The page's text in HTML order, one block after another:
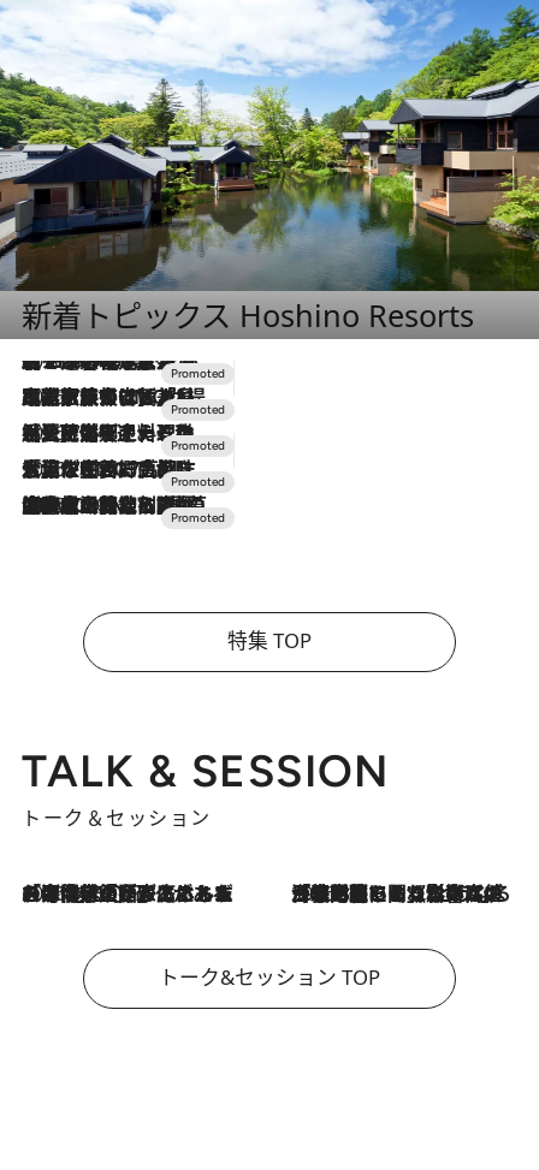
新着トピックス Hoshino Resorts
2026.8.7
【トンボの足水浴】ヒノキの香りに包まれて涼感マックス！約13℃の湧水かけ流しを避暑地「星野温泉 トンボの湯」で体験
2026.7.31
【ホテル帰省】という選択肢をOMOが提案。家族とほどよい距離を保つには「昼は実家、夜は気兼ねなくホテルで！」
2026.7.24
【夏限定ディナーコース】旬を迎える稚鮎や花ズッキーニなどをイタリア・トスカーナの郷土料理の手法で満喫！
2026.7.17
「土佐和ハーブかき氷」がOMO7高知に登場！生姜、山椒、大葉など目にも舌にも涼を呼ぶ郷土の味
2026.7.10
NEW OPEN！【界 草津】名湯の地に誕生。趣の異なる2種の温泉と上州ならではの会席・蕎麦割烹など美食を味わう究極の癒やし旅
特集 TOP
TALK & SESSION
トーク＆セッション
2026.8.3
「今後値上げがあるとすれば…」「リスクがあるのは今年の冬」エネルギー専門家が語る、ホルムズ海峡封鎖が家庭にもたらす“ある心配” 2026.8.3
「住宅建てられない…」「サーチャージ料の高値が続いている」ホルムズ海峡封鎖による影響はいつまで続く？《エネルギー専門家に聞く“どうなる日本の暮らし”》
トーク&セッション TOP